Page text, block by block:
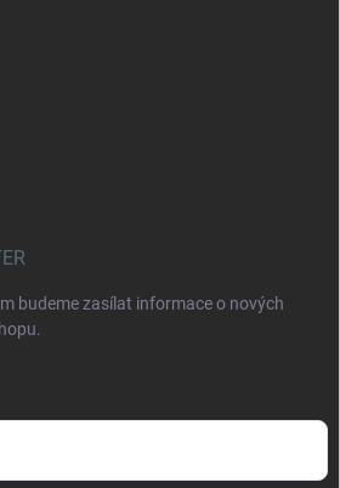
budeme zasílat informace o nových